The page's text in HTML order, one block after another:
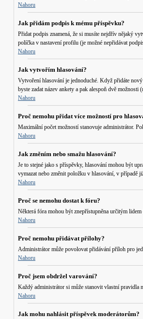
Nahoru
Jak přidám podpis k mému příspěvku?
Přidat podpis znamená, že si musíte nejdřív nějaký
políčka v nastavení profilu (je možné nepřidávat
Nahoru
Jak vytvořím hlasování?
Vytvoření hlasování je jednoduché. Když přidáte
byste zadat název ankety a pak alespoň dvě možnosti
Nahoru
Proč nemohu přidat více možností pro
Maximální počet možností stanovuje administrátor.
Nahoru
Jak změním nebo smažu hlasování?
Je to stejné jako s příspěvky, hlasování mohou být
vymazat nebo změnit položku v hlasování, v případě
Nahoru
Proč se nemohu dostat k fóru?
Některá fóra mohou být znepřístupněna určitým
Nahoru
Proč nemohu přidávat přílohy?
Administrátor může povolovat přidávání příloh pro
Nahoru
Proč jsem obdržel varování?
Každý administrátor si může stanovit vlastní pravidla
Nahoru
Jak mohu nahlásit příspěvek moderátorům?